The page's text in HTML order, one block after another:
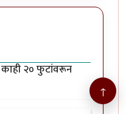
२० फुटांवरून
↑